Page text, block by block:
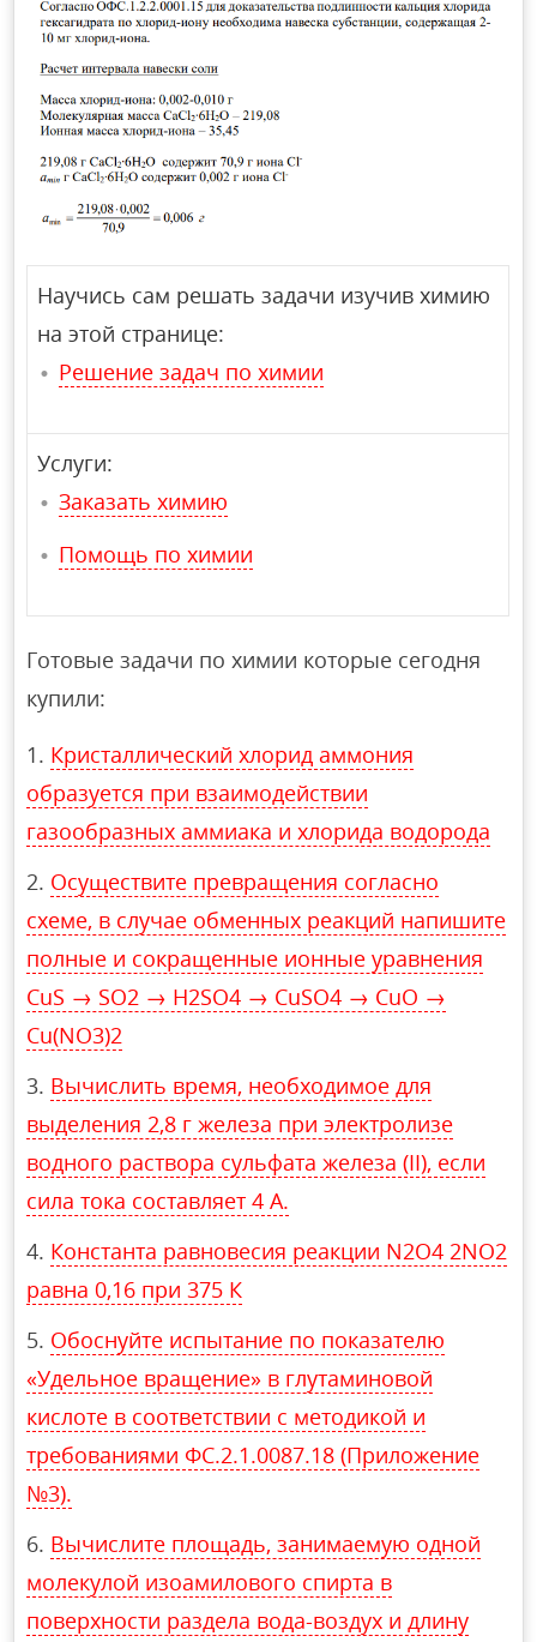
Научись сам решать задачи изучив химию
на этой странице:
Решение задач по химии
Услуги:
Заказать химию
Помощь по химии
Готовые задачи по химии которые сегодня
купили:
Кристаллический хлорид аммония
образуется при взаимодействии
газообразных аммиака и хлорида водорода
Осуществите превращения согласно
схеме, в случае обменных реакций напишите
полные и сокращенные ионные уравнения
CuS → SO2 → H2SO4 → CuSO4 → CuO →
Cu(NO3)2
Вычислить время, необходимое для
выделения 2,8 г железа при электролизе
водного раствора сульфата железа (II), если
сила тока составляет 4 А.
Константа равновесия реакции N2O4 2NO2
равна 0,16 при 375 К
Обоснуйте испытание по показателю
«Удельное вращение» в глутаминовой
кислоте в соответствии с методикой и
требованиями ФС.2.1.0087.18 (Приложение
№3).
Вычислите площадь, занимаемую одной
молекулой изоамилового спирта в
поверхности раздела вода-воздух и длину